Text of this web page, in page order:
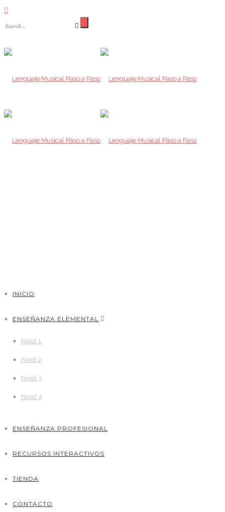
INICIO
ENSEÑANZA ELEMENTAL
Nivel 1
Nivel 2
Nivel 3
Nivel 4
ENSEÑANZA PROFESIONAL
RECURSOS INTERACTIVOS
TIENDA
CONTACTO